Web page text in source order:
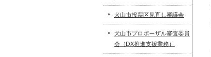
犬山市投票区見直し審議会
犬山市プロポーザル審査委員
会（DX推進支援業務）